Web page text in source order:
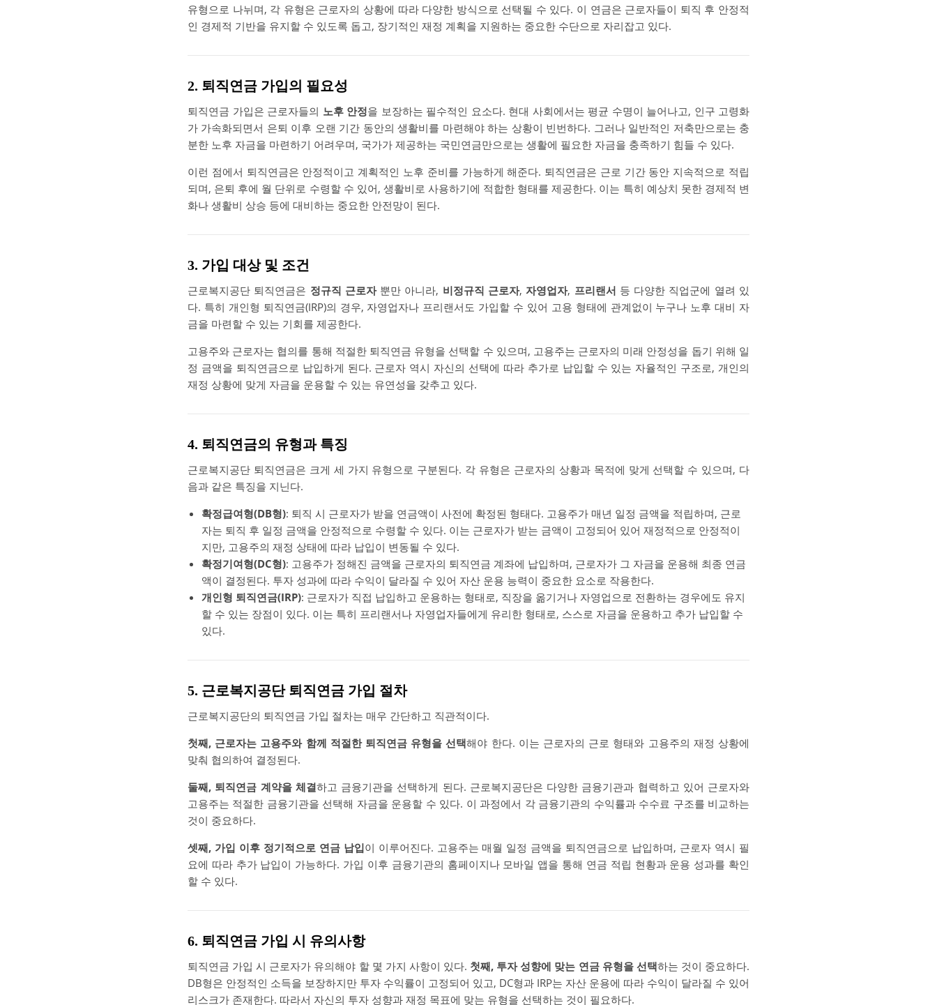
유형으로 나뉘며, 각 유형은 근로자의 상황에 따라 다양한 방식으로 선택될 수 있다. 이 연금은 근로자들이 퇴직 후 안정적
인 경제적 기반을 유지할 수 있도록 돕고, 장기적인 재정 계획을 지원하는 중요한 수단으로 자리잡고 있다.
2. 퇴직연금 가입의 필요성
퇴직연금 가입은 근로자들의 노후 안정을 보장하는 필수적인 요소다. 현대 사회에서는 평균 수명이 늘어나고, 인구 고령화
가 가속화되면서 은퇴 이후 오랜 기간 동안의 생활비를 마련해야 하는 상황이 빈번하다. 그러나 일반적인 저축만으로는 충
분한 노후 자금을 마련하기 어려우며, 국가가 제공하는 국민연금만으로는 생활에 필요한 자금을 충족하기 힘들 수 있다.
이런 점에서 퇴직연금은 안정적이고 계획적인 노후 준비를 가능하게 해준다. 퇴직연금은 근로 기간 동안 지속적으로 적립
되며, 은퇴 후에 월 단위로 수령할 수 있어, 생활비로 사용하기에 적합한 형태를 제공한다. 이는 특히 예상치 못한 경제적 변
화나 생활비 상승 등에 대비하는 중요한 안전망이 된다.
3. 가입 대상 및 조건
근로복지공단 퇴직연금은 정규직 근로자뿐만 아니라, 비정규직 근로자,자영업자, 프리랜서 등 다양한 직업군에 열려 있
다. 특히 개인형 퇴직연금(IRP)의 경우, 자영업자나 프리랜서도 가입할 수 있어 고용 형태에 관계없이 누구나 노후 대비 자
금을 마련할 수 있는 기회를 제공한다.
고용주와 근로자는 협의를 통해 적절한 퇴직연금 유형을 선택할 수 있으며, 고용주는 근로자의 미래 안정성을 돕기 위해 일
정 금액을 퇴직연금으로 납입하게 된다. 근로자 역시 자신의 선택에 따라 추가로 납입할 수 있는 자율적인 구조로, 개인의
재정 상황에 맞게 자금을 운용할 수 있는 유연성을 갖추고 있다.
4. 퇴직연금의 유형과 특징
근로복지공단 퇴직연금은 크게 세 가지 유형으로 구분된다. 각 유형은 근로자의 상황과 목적에 맞게 선택할 수 있으며, 다
음과 같은 특징을 지닌다.
확정급여형(DB형): 퇴직 시 근로자가 받을 연금액이 사전에 확정된 형태다. 고용주가 매년 일정 금액을 적립하며, 근로
자는 퇴직 후 일정 금액을 안정적으로 수령할 수 있다. 이는 근로자가 받는 금액이 고정되어 있어 재정적으로 안정적이
지만, 고용주의 재정 상태에 따라 납입이 변동될 수 있다.
확정기여형(DC형): 고용주가 정해진 금액을 근로자의 퇴직연금 계좌에 납입하며, 근로자가 그 자금을 운용해 최종 연금
액이 결정된다. 투자 성과에 따라 수익이 달라질 수 있어 자산 운용 능력이 중요한 요소로 작용한다.
개인형 퇴직연금(IRP): 근로자가 직접 납입하고 운용하는 형태로, 직장을 옮기거나 자영업으로 전환하는 경우에도 유지
할 수 있는 장점이 있다. 이는 특히 프리랜서나 자영업자들에게 유리한 형태로, 스스로 자금을 운용하고 추가 납입할 수
있다.
5. 근로복지공단 퇴직연금 가입 절차
근로복지공단의 퇴직연금 가입 절차는 매우 간단하고 직관적이다.
첫째, 근로자는 고용주와 함께 적절한 퇴직연금 유형을 선택해야 한다. 이는 근로자의 근로 형태와 고용주의 재정 상황에
맞춰 협의하여 결정된다.
둘째, 퇴직연금 계약을 체결하고 금융기관을 선택하게 된다. 근로복지공단은 다양한 금융기관과 협력하고 있어 근로자와
고용주는 적절한 금융기관을 선택해 자금을 운용할 수 있다. 이 과정에서 각 금융기관의 수익률과 수수료 구조를 비교하는
것이 중요하다.
셋째, 가입 이후 정기적으로 연금 납입이 이루어진다. 고용주는 매월 일정 금액을 퇴직연금으로 납입하며, 근로자 역시 필
요에 따라 추가 납입이 가능하다. 가입 이후 금융기관의 홈페이지나 모바일 앱을 통해 연금 적립 현황과 운용 성과를 확인
할 수 있다.
6. 퇴직연금 가입 시 유의사항
퇴직연금 가입 시 근로자가 유의해야 할 몇 가지 사항이 있다. 첫째, 투자 성향에 맞는 연금 유형을 선택하는 것이 중요하다.
DB형은 안정적인 소득을 보장하지만 투자 수익률이 고정되어 있고, DC형과 IRP는 자산 운용에 따라 수익이 달라질 수 있어
리스크가 존재한다. 따라서 자신의 투자 성향과 재정 목표에 맞는 유형을 선택하는 것이 필요하다.